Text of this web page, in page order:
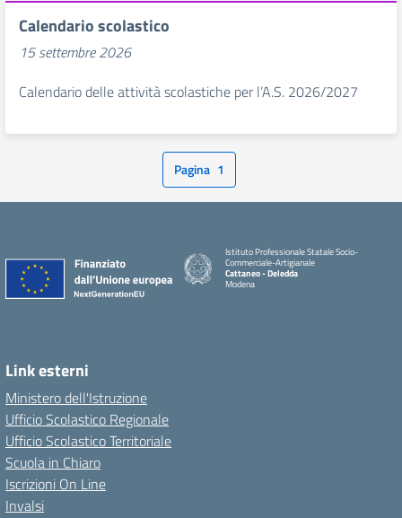
Calendario scolastico
15 settembre 2026
Calendario delle attività scolastiche per l’A.S. 2026/2027
Pagina 1
Istituto Professionale Statale Socio-
Commerciale-Artigianale
Cattaneo - Deledda
Modena
Link esterni
Ministero dell'Istruzione
Ufficio Scolastico Regionale
Ufficio Scolastico Territoriale
Scuola in Chiaro
Iscrizioni On Line
Invalsi